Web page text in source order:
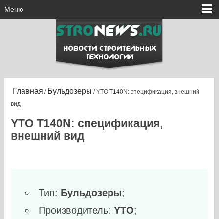
Меню
Главная / Бульдозеры / YTO T140N: спецификация, внешний
вид
YTO T140N: спецификация,
внешний вид
Тип: Бульдозеры;
Производитель:YTO;